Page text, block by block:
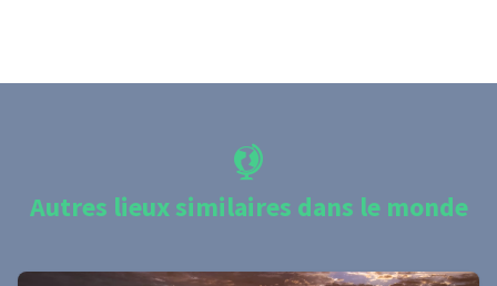
Autres lieux similaires dans le monde